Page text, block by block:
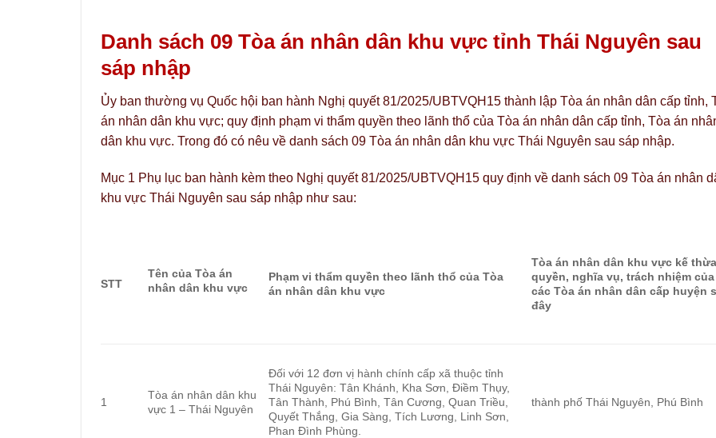
Danh sách 09 Tòa án nhân dân khu vực tỉnh Thái Nguyên sau
sáp nhập
Ủy ban thường vụ Quốc hội ban hành Nghị quyết 81/2025/UBTVQH15 thành lập Tòa án nhân dân cấp tỉnh,
án nhân dân khu vực; quy định phạm vi thẩm quyền theo lãnh thổ của Tòa án nhân dân cấp tỉnh, Tòa án
dân khu vực. Trong đó có nêu về danh sách 09 Tòa án nhân dân khu vực Thái Nguyên sau sáp nhập.
Mục 1 Phụ lục ban hành kèm theo Nghị quyết 81/2025/UBTVQH15 quy định về danh sách 09 Tòa án nhân
khu vực Thái Nguyên sau sáp nhập như sau:
STT
Tên của Tòa án
nhân dân khu vực
Phạm vi thẩm quyền theo lãnh thổ của Tòa
án nhân dân khu vực
Tòa án nhân dân khu vực kế thừa
quyền, nghĩa vụ, trách nhiệm của
các Tòa án nhân dân cấp huyện
đây
1
Tòa án nhân dân khu
vực 1 – Thái Nguyên
Đối với 12 đơn vị hành chính cấp xã thuộc tỉnh
Thái Nguyên: Tân Khánh, Kha Sơn, Điềm Thụy,
Tân Thành, Phú Bình, Tân Cương, Quan Triều,
Quyết Thắng, Gia Sàng, Tích Lương, Linh Sơn,
Phan Đình Phùng.
thành phố Thái Nguyên, Phú Bình